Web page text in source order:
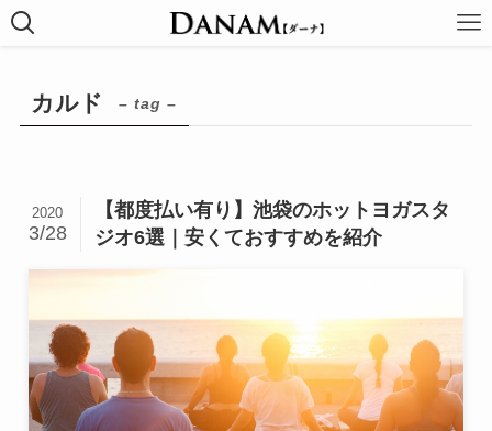
カルド – tag –
【都度払い有り】池袋のホットヨガスタ
ジオ6選｜安くておすすめを紹介
2020
3/28